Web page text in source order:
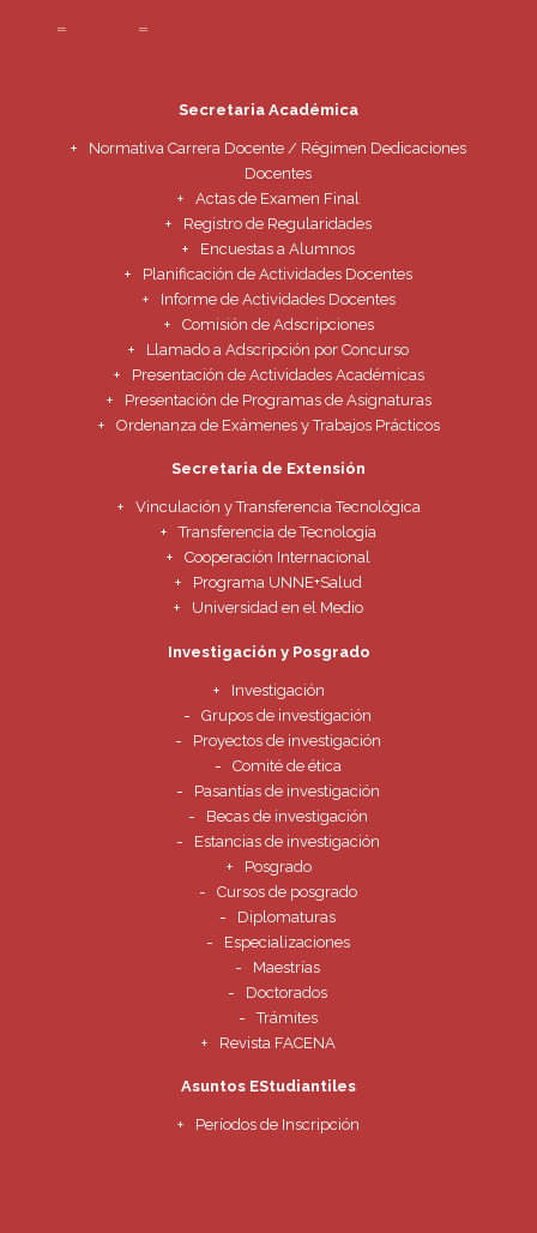
Secretaria Académica
Normativa Carrera Docente / Régimen Dedicaciones
Docentes
Actas de Examen Final
Registro de Regularidades
Encuestas a Alumnos
Planificación de Actividades Docentes
Informe de Actividades Docentes
Comisión de Adscripciones
Llamado a Adscripción por Concurso
Presentación de Actividades Académicas
Presentación de Programas de Asignaturas
Ordenanza de Exámenes y Trabajos Prácticos
Secretaria de Extensión
Vinculación y Transferencia Tecnológica
Transferencia de Tecnología
Cooperación Internacional
Programa UNNE+Salud
Universidad en el Medio
Investigación y Posgrado
Investigación
Grupos de investigación
Proyectos de investigación
Comité de ética
Pasantías de investigación
Becas de investigación
Estancias de investigación
Posgrado
Cursos de posgrado
Diplomaturas
Especializaciones
Maestrías
Doctorados
Trámites
Revista FACENA
Asuntos EStudiantiles
Períodos de Inscripción